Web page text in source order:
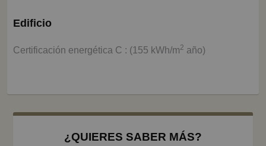
Edificio
Certificación energética C : (155 kWh/m2 año)
¿QUIERES SABER MÁS?